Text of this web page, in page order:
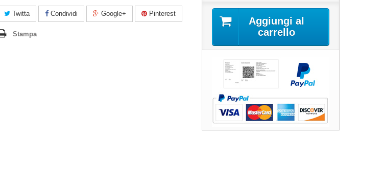
Twitta Condividi Google+ Pinterest
Stampa
Aggiungi al
carrello